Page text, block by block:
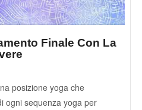
Finale Con La
posizione yoga che
ogni sequenza yoga per